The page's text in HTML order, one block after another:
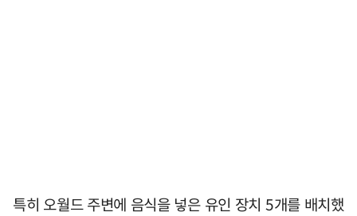
특히 오월드 주변에 음식을 넣은 유인 장치 5개를 배치했